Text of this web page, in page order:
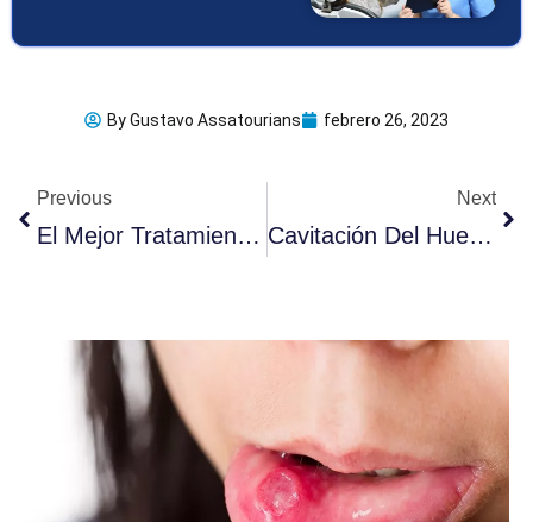
ByGustavo Assatourians febrero 26, 2023
Previous
El Mejor Tratamiento Para Las Aftas Bucales Para Probar En Casa
Next
Cavitación Del Hueso De La Mandíbula: ¿cómo Prevenirla?